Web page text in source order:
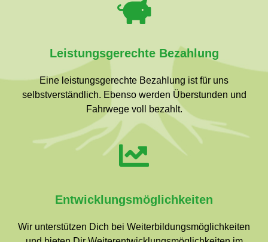
Leistungsgerechte Bezahlung
Eine leistungsgerechte Bezahlung ist für uns
selbstverständlich. Ebenso werden Überstunden und
Fahrwege voll bezahlt.
Entwicklungsmöglichkeiten
Wir unterstützen Dich bei Weiterbildungsmöglichkeiten